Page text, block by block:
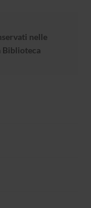
nelle
Biblioteca